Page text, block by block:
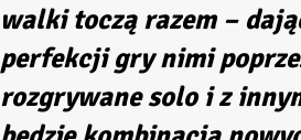
walki toczą razem –
perfekcji gry nimi
rozgrywane solo i z